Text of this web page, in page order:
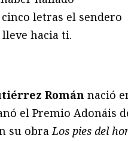
cinco letras el sendero
hacia ti.
Román nació
el Premio Adonáis
su obraLos pies del